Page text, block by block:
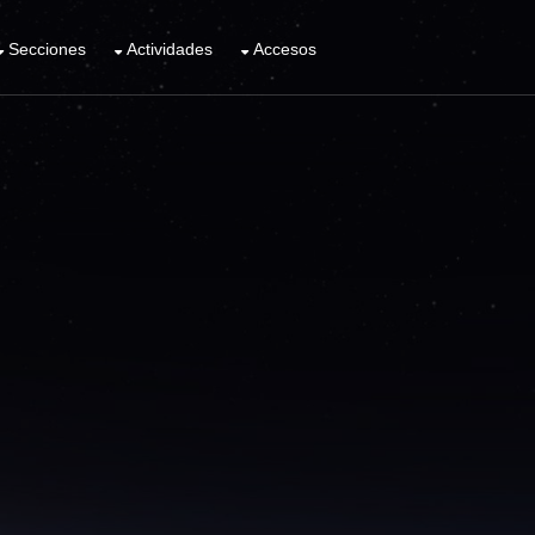
Secciones Actividades Accesos